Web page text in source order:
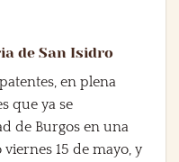
de San Isidro
en plena
que ya se
de Burgos en una
15 de mayo, y